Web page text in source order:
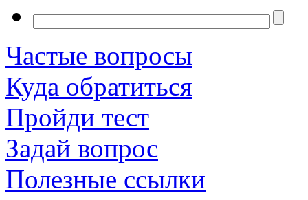
Частые вопросы
Куда обратиться
Пройди тест
Задай вопрос
Полезные ссылки